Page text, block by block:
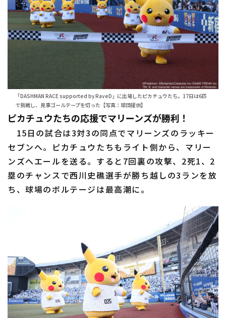
「DASHMAN RACE supported by RaveD」に出場したピカチュウたち。17日は6匹
で挑戦し、見事ゴールテープを切った【写真：球団提供】
ピカチュウたちの応援でマリーンズが勝利！
15日の試合は3対3の同点でマリーンズのラッキー
セブンへ。ピカチュウたちもライト側から、マリー
ンズへエールを送る。すると7回裏の攻撃、2死1、2
塁のチャンスで西川史礁選手が勝ち越しの3ランを放
ち、球場のボルテージは最高潮に。